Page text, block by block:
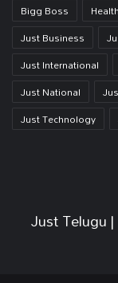
Bigg Boss Health
Just Business
Just International
Just National
Just Technology
Just Telugu